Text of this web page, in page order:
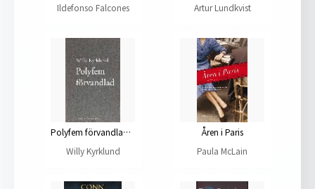
Ildefonso Falcones
Artur Lundkvist
Polyfem förvandlad : roman
Willy Kyrklund
Åren i Paris
Paula McLain